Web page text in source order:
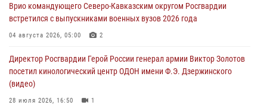
07 августа 2026, 06:49 1
В Саранске росгвардейцы приняли участие в 25‑летии канонизации
07 августа 2026, 06:15
Врио командующего Северо-Кавказским округом Росгвардии
встретился с выпускниками военных вузов 2026 года
04 августа 2026, 05:00 2
Директор Росгвардии Герой России генерал армии Виктор Золотов
посетил кинологический центр ОДОН имени Ф.Э. Дзержинского
(видео)
28 июля 2026, 16:50 1